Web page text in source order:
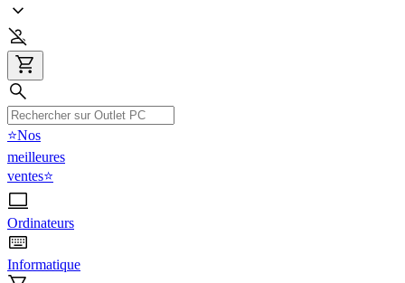
⭐Nos
meilleures
ventes⭐
Ordinateurs
Informatique